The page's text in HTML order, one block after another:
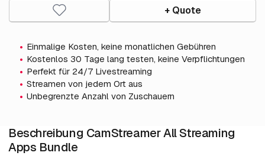
+ Quote
Einmalige Kosten, keine monatlichen Gebühren
Kostenlos 30 Tage lang testen, keine Verpflichtungen
Perfekt für 24/7 Livestreaming
Streamen von jedem Ort aus
Unbegrenzte Anzahl von Zuschauern
Beschreibung CamStreamer All Streaming
Apps Bundle